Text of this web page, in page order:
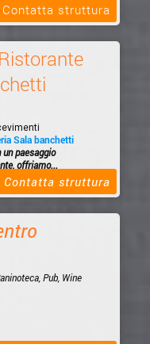
Contatta struttura
Sala banchetti
paesaggio
offriamo...
Contatta struttura
Pub, Wine